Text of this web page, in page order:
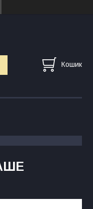
Кошик